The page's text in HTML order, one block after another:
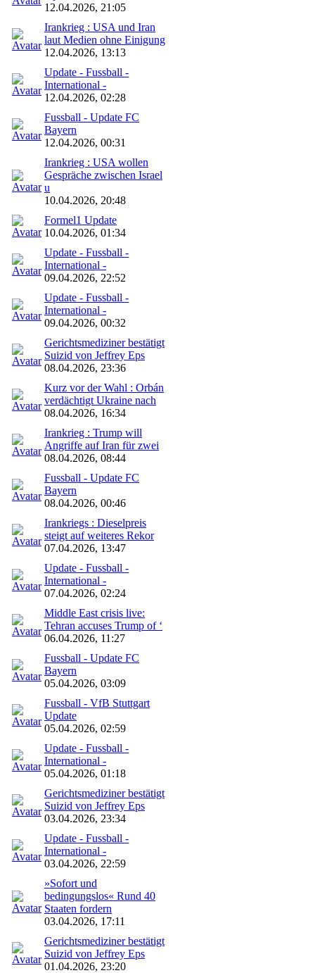
12.04.2026, 21:05
Irankrieg : USA und Iran
laut Medien ohne Einigung
12.04.2026, 13:13
Update - Fussball -
International -
12.04.2026, 02:28
Fussball - Update FC
Bayern
12.04.2026, 00:31
Irankrieg : USA wollen
Gespräche zwischen Israel
u
10.04.2026, 20:48
Formel1 Update
10.04.2026, 01:34
Update - Fussball -
International -
09.04.2026, 22:52
Update - Fussball -
International -
09.04.2026, 00:32
Gerichtsmediziner bestätigt
Suizid von Jeffrey Eps
08.04.2026, 23:36
Kurz vor der Wahl : Orbán
verdächtigt Ukraine nach
08.04.2026, 16:34
Irankrieg : Trump will
Angriffe auf Iran für zwei
08.04.2026, 08:44
Fussball - Update FC
Bayern
08.04.2026, 00:46
Irankriegs : Dieselpreis
steigt auf weiteres Rekor
07.04.2026, 13:47
Update - Fussball -
International -
07.04.2026, 02:24
Middle East crisis live:
Tehran accuses Trump of ‘
06.04.2026, 11:27
Fussball - Update FC
Bayern
05.04.2026, 03:09
Fussball - VfB Stuttgart
Update
05.04.2026, 02:59
Update - Fussball -
International -
05.04.2026, 01:18
Gerichtsmediziner bestätigt
Suizid von Jeffrey Eps
03.04.2026, 23:34
Update - Fussball -
International -
03.04.2026, 22:59
»Sofort und
bedingungslos« Rund 40
Staaten fordern
03.04.2026, 17:11
Gerichtsmediziner bestätigt
Suizid von Jeffrey Eps
01.04.2026, 23:20